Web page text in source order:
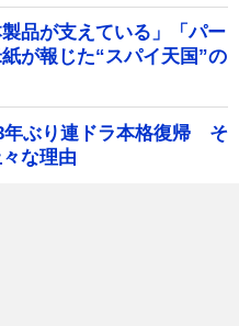
品が支えている」「パー
が報じた“スパイ天国”の
年ぶり連ドラ本格復帰 そ
な理由